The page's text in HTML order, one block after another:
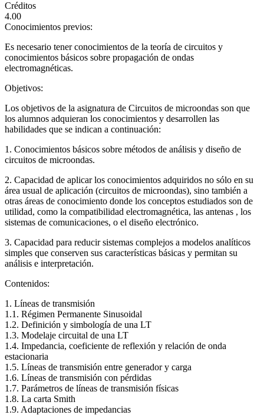
Créditos
4.00
Conocimientos previos:
Es necesario tener conocimientos de la teoría de circuitos y
conocimientos básicos sobre propagación de ondas
electromagnéticas.
Objetivos:
Los objetivos de la asignatura de Circuitos de microondas son que
los alumnos adquieran los conocimientos y desarrollen las
habilidades que se indican a continuación:
1. Conocimientos básicos sobre métodos de análisis y diseño de
circuitos de microondas.
2. Capacidad de aplicar los conocimientos adquiridos no sólo en su
área usual de aplicación (circuitos de microondas), sino también a
otras áreas de conocimiento donde los conceptos estudiados son de
utilidad, como la compatibilidad electromagnética, las antenas , los
sistemas de comunicaciones, o el diseño electrónico.
3. Capacidad para reducir sistemas complejos a modelos analíticos
simples que conserven sus características básicas y permitan su
análisis e interpretación.
Contenidos:
1. Líneas de transmisión
1.1. Régimen Permanente Sinusoidal
1.2. Definición y simbología de una LT
1.3. Modelaje circuital de una LT
1.4. Impedancia, coeficiente de reflexión y relación de onda
estacionaria
1.5. Líneas de transmisión entre generador y carga
1.6. Líneas de transmisión con pérdidas
1.7. Parámetros de líneas de transmisión físicas
1.8. La carta Smith
1.9. Adaptaciones de impedancias